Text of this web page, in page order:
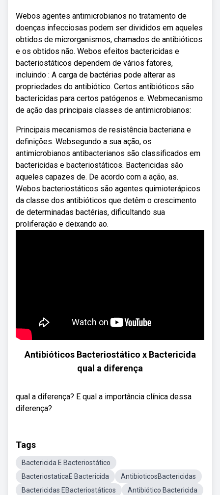
Webos agentes antimicrobianos no tratamento de
doenças infecciosas podem ser divididos em aqueles
obtidos de microrganismos, chamados de antibióticos
e os obtidos não. Webos efeitos bactericidas e
bacteriostáticos dependem de vários fatores,
incluindo : A carga de bactérias pode alterar as
propriedades do antibiótico. Certos antibióticos são
bactericidas para certos patógenos e. Webmecanismo
de ação das principais classes de antimicrobianos:
Principais mecanismos de resistência bacteriana e
definições. Websegundo a sua ação, os
antimicrobianos antibacterianos são classificados em
bactericidas e bacteriostáticos. Bactericidas são
aqueles capazes de. De acordo com a ação, as.
Webos bacteriostáticos são agentes quimioterápicos
da classe dos antibióticos que detêm o crescimento
de determinadas bactérias, dificultando sua
proliferação e deixando ao.
Antibióticos Bacteriostático x Bactericida
qual a diferença
qual a diferença? E qual a importância clínica dessa
diferença?
Tags
Bactericida E Bacteriostático
BacteriostaticaE Bactericida
AntibioticosBactericidas
Bactericidas EBacteriostáticos
Antibiótico Bactericida